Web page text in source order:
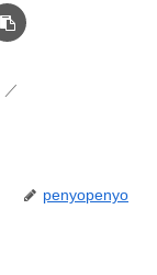
penyopenyo